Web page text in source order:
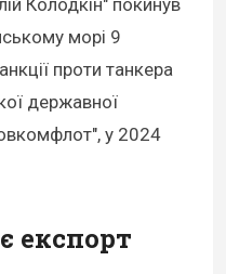
Колодкін" покинув
морі 9
проти танкера
державної
у 2024
експорт